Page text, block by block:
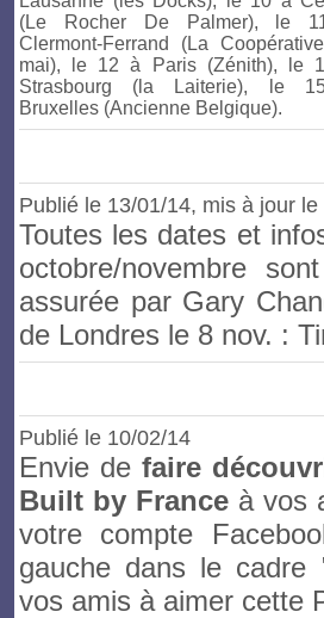
(Le Rocher De Palmer), le
Clermont-Ferrand (La
mai), le 12 à Paris (Zénith), le
Strasbourg (la Laiterie), le
Bruxelles (Ancienne Belgique).
Publié le 13/01/14, mis à jour
Toutes les dates et
octobre/novembre sont
assurée par Gary
de Londres le 8 nov. :
Publié le 10/02/14
Envie de faire
Built by France à vos
votre compte
gauche dans le cadre
vos amis à aimer cette